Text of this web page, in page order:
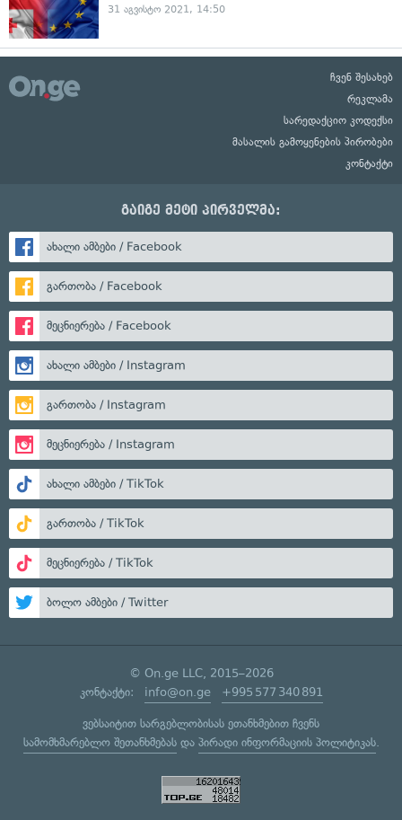
31 აგვისტო 2021, 14:50
ჩვენ შესახებ
რეკლამა
სარედაქციო კოდექსი
მასალის გამოყენების პირობები
კონტაქტი
გაიგე მეტი პირველმა:
ახალი ამბები / Facebook
გართობა / Facebook
მეცნიერება / Facebook
ახალი ამბები / Instagram
გართობა / Instagram
მეცნიერება / Instagram
ახალი ამბები / TikTok
გართობა / TikTok
მეცნიერება / TikTok
ბოლო ამბები / Twitter
© On.ge LLC, 2015–2026
კონტაქტი: info@on.ge +995 577 340 891
ვებსაიტით სარგებლობისას ეთანხმებით ჩვენს
სამომხმარებლო შეთანხმებასდა პირადი ინფორმაციის პოლიტიკას.